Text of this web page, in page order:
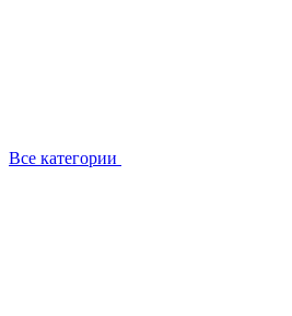
Все категории